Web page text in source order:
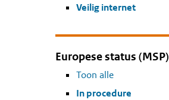
Veilig internet
Europese status (MSP)
Toon alle
In procedure